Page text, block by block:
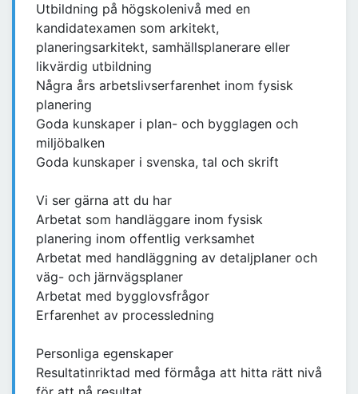
Utbildning på högskolenivå med en
kandidatexamen som arkitekt,
planeringsarkitekt, samhällsplanerare eller
likvärdig utbildning
Några års arbetslivserfarenhet inom fysisk
planering
Goda kunskaper i plan- och bygglagen och
miljöbalken
Goda kunskaper i svenska, tal och skrift
Vi ser gärna att du har
Arbetat som handläggare inom fysisk
planering inom offentlig verksamhet
Arbetat med handläggning av detaljplaner och
väg- och järnvägsplaner
Arbetat med bygglovsfrågor
Erfarenhet av processledning
Personliga egenskaper
Resultatinriktad med förmåga att hitta rätt nivå